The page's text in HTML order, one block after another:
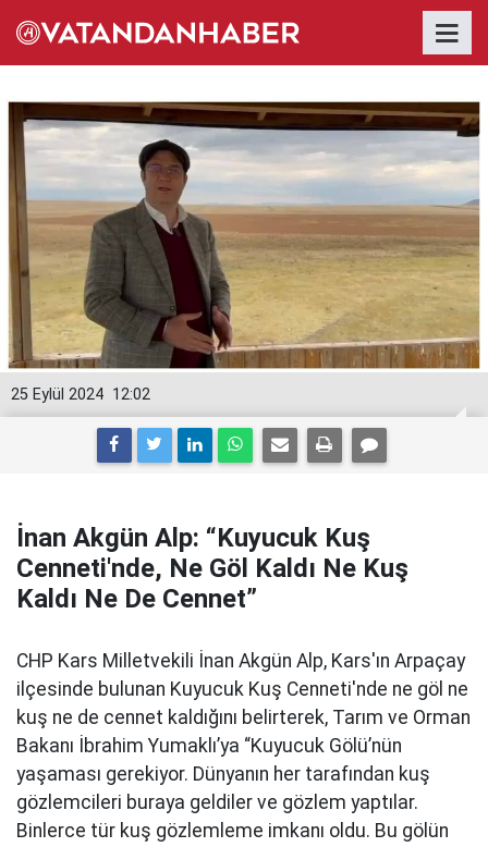
12:02
25 Eylül 2024
İnan Akgün Alp: “Kuyucuk Kuş
Cenneti'nde, Ne Göl Kaldı Ne Kuş
Kaldı Ne De Cennet”
CHP Kars Milletvekili İnan Akgün Alp, Kars'ın Arpaçay
ilçesinde bulunan Kuyucuk Kuş Cenneti'nde ne göl ne
kuş ne de cennet kaldığını belirterek, Tarım ve Orman
Bakanı İbrahim Yumaklı’ya “Kuyucuk Gölü’nün
yaşaması gerekiyor. Dünyanın her tarafından kuş
gözlemcileri buraya geldiler ve gözlem yaptılar.
Binlerce tür kuş gözlemleme imkanı oldu. Bu gölün